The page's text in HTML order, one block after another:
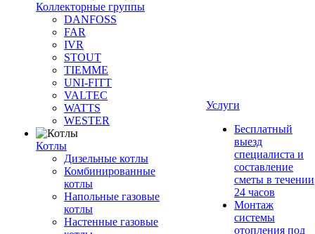
Коллекторные группы
DANFOSS
FAR
IVR
STOUT
TIEMME
UNI-FITT
VALTEC
WATTS
WESTER
Котлы
Дизельные котлы
Комбинированные
котлы
Напольные газовые
котлы
Настенные газовые
Услуги
Бесплатный
выезд
специалиста и
составление
сметы в течении
24 часов
Монтаж
системы
отопления под